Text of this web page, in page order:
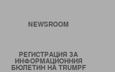
NEWSROOM
РЕГИСТРАЦИЯ ЗА
ИНФОРМАЦИОННИЯ
БЮЛЕТИН НА TRUMPF